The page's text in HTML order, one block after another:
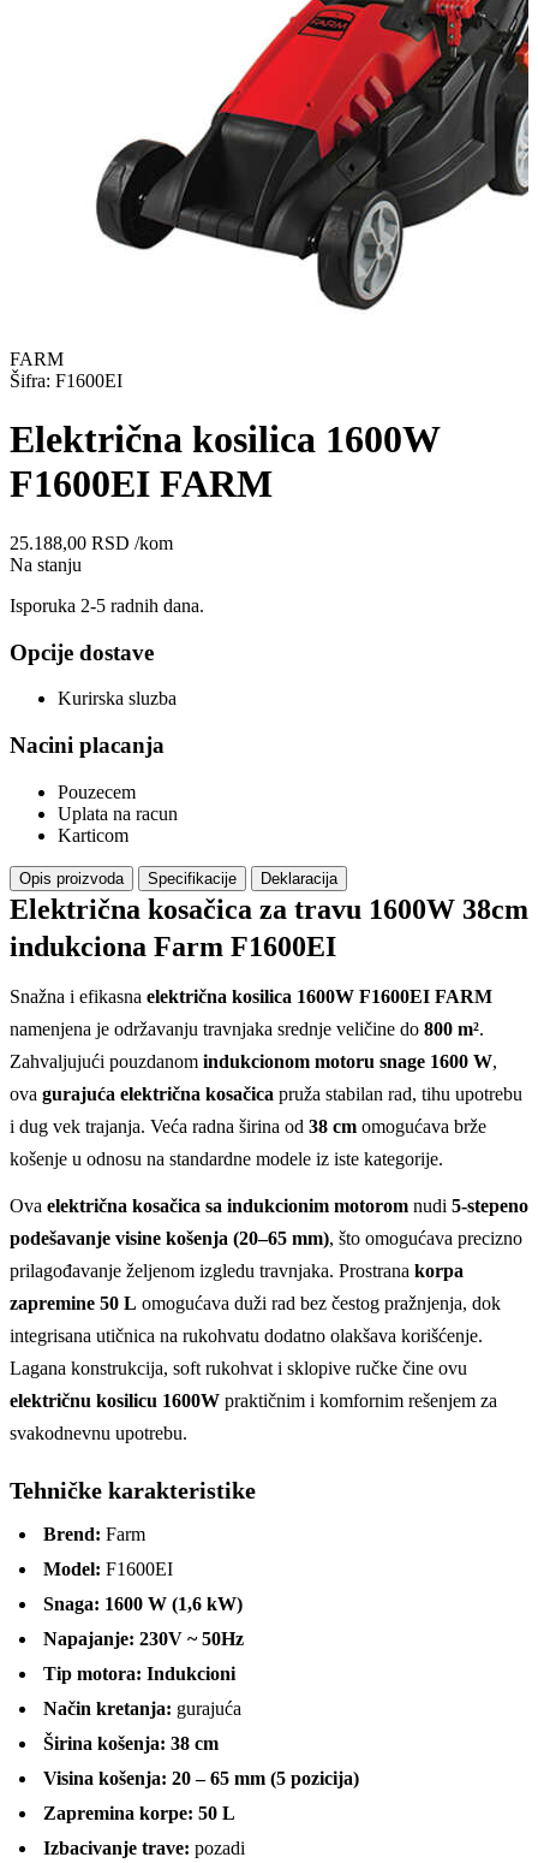
FARM
Šifra: F1600EI
Električna kosilica 1600W
F1600EI FARM
25.188,00 RSD /kom
Na stanju
Isporuka 2-5 radnih dana.
Opcije dostave
Kurirska sluzba
Nacini placanja
Pouzecem
Uplata na racun
Karticom
Opis proizvoda Specifikacije Deklaracija
Električna kosačica za travu 1600W 38cm
indukciona Farm F1600EI
Snažna i efikasna električna kosilica 1600W F1600EI FARM
namenjena je održavanju travnjaka srednje veličine do 800 m².
Zahvaljujući pouzdanom indukcionom motoru snage 1600 W,
ova gurajuća električna kosačica pruža stabilan rad, tihu upotrebu
i dug vek trajanja. Veća radna širina od 38 cm omogućava brže
košenje u odnosu na standardne modele iz iste kategorije.
Ova električna kosačica sa indukcionim motorom nudi 5-stepeno
podešavanje visine košenja (20–65 mm), što omogućava precizno
prilagođavanje željenom izgledu travnjaka. Prostrana korpa
zapremine 50 L omogućava duži rad bez čestog pražnjenja, dok
integrisana utičnica na rukohvatu dodatno olakšava korišćenje.
Lagana konstrukcija, soft rukohvat i sklopive ručke čine ovu
električnu kosilicu 1600W praktičnim i komfornim rešenjem za
svakodnevnu upotrebu.
Tehničke karakteristike
Brend: Farm
Model: F1600EI
Snaga: 1600 W (1,6 kW)
Napajanje: 230V ~ 50Hz
Tip motora: Indukcioni
Način kretanja: gurajuća
Širina košenja: 38 cm
Visina košenja: 20 – 65 mm (5 pozicija)
Zapremina korpe: 50 L
Izbacivanje trave: pozadi